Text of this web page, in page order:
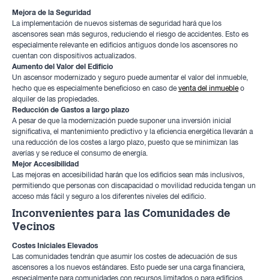
Mejora de la Seguridad
La implementación de nuevos sistemas de seguridad hará que los
ascensores sean más seguros, reduciendo el riesgo de accidentes. Esto es
especialmente relevante en edificios antiguos donde los ascensores no
cuentan con dispositivos actualizados.
Aumento del Valor del Edificio
Un ascensor modernizado y seguro puede aumentar el valor del inmueble,
hecho que es especialmente beneficioso en caso deventa del inmuebleo
alquiler de las propiedades.
Reducción de Gastos a largo plazo
A pesar de que la modernización puede suponer una inversión inicial
significativa, el mantenimiento predictivo y la eficiencia energética llevarán a
una reducción de los costes a largo plazo, puesto que se minimizan las
averías y se reduce el consumo de energía.
Mejor Accesibilidad
Las mejoras en accesibilidad harán que los edificios sean más inclusivos,
permitiendo que personas con discapacidad o movilidad reducida tengan un
acceso más fácil y seguro a los diferentes niveles del edificio.
Inconvenientes para las Comunidades de
Vecinos
Costes Iniciales Elevados
Las comunidades tendrán que asumir los costes de adecuación de sus
ascensores a los nuevos estándares. Esto puede ser una carga financiera,